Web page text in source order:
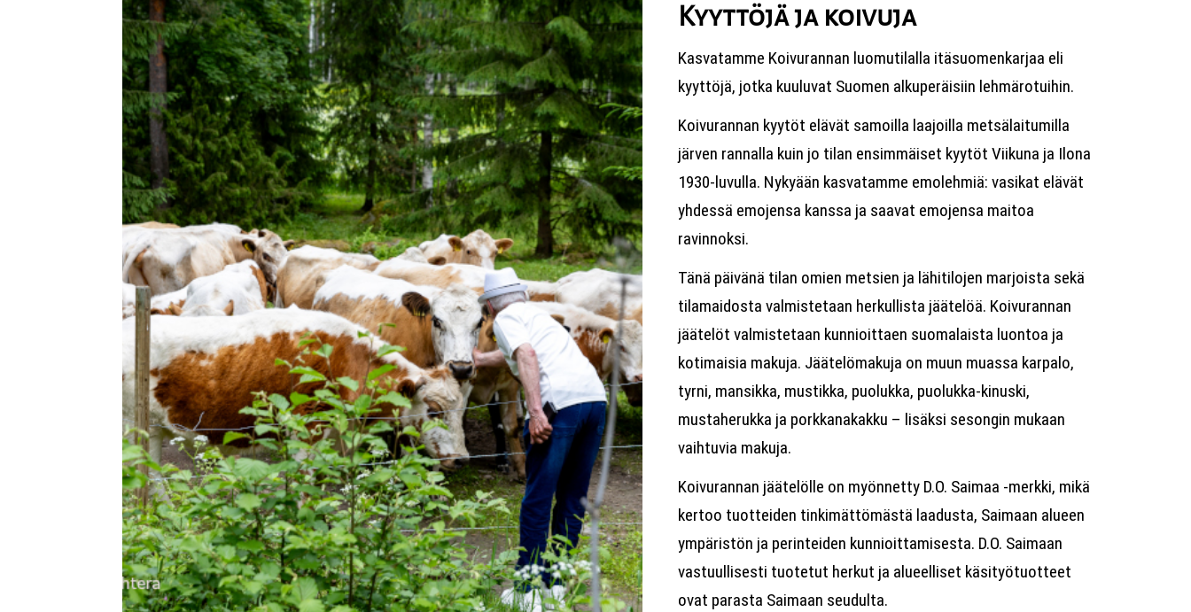
Kyyttöjä ja koivuja
Kasvatamme Koivurannan luomutilalla itäsuomenkarjaa eli
kyyttöjä, jotka kuuluvat Suomen alkuperäisiin lehmärotuihin.
Koivurannan kyytöt elävät samoilla laajoilla metsälaitumilla
järven rannalla kuin jo tilan ensimmäiset kyytöt Viikuna ja Ilona
1930-luvulla. Nykyään kasvatamme emolehmiä: vasikat elävät
yhdessä emojensa kanssa ja saavat emojensa maitoa
ravinnoksi.
Tänä päivänä tilan omien metsien ja lähitilojen marjoista sekä
tilamaidosta valmistetaan herkullista jäätelöä. Koivurannan
jäätelöt valmistetaan kunnioittaen suomalaista luontoa ja
kotimaisia makuja. Jäätelömakuja on muun muassa karpalo,
tyrni, mansikka, mustikka, puolukka, puolukka-kinuski,
mustaherukka ja porkkanakakku – lisäksi sesongin mukaan
vaihtuvia makuja.
Koivurannan jäätelölle on myönnetty D.O. Saimaa -merkki, mikä
kertoo tuotteiden tinkimättömästä laadusta, Saimaan alueen
ympäristön ja perinteiden kunnioittamisesta. D.O. Saimaan
vastuullisesti tuotetut herkut ja alueelliset käsityötuotteet
ovat parasta Saimaan seudulta.